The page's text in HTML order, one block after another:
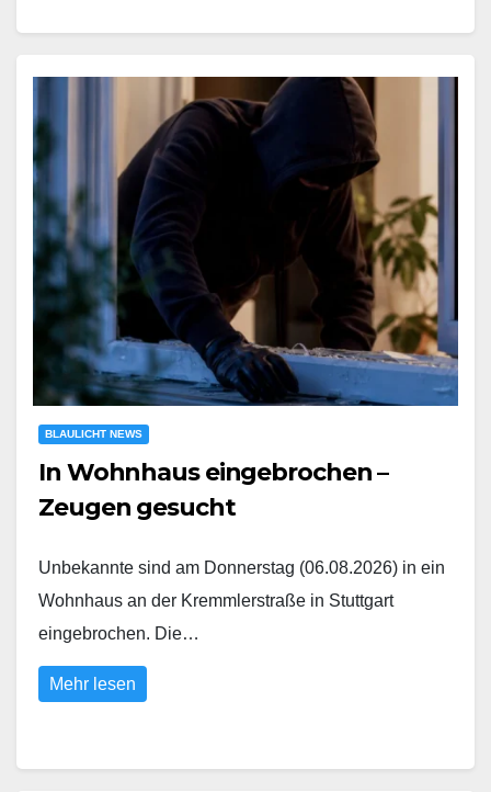
BLAULICHT NEWS
In Wohnhaus eingebrochen –
Zeugen gesucht
Unbekannte sind am Donnerstag (06.08.2026) in ein
Wohnhaus an der Kremmlerstraße in Stuttgart
eingebrochen. Die…
Mehr lesen